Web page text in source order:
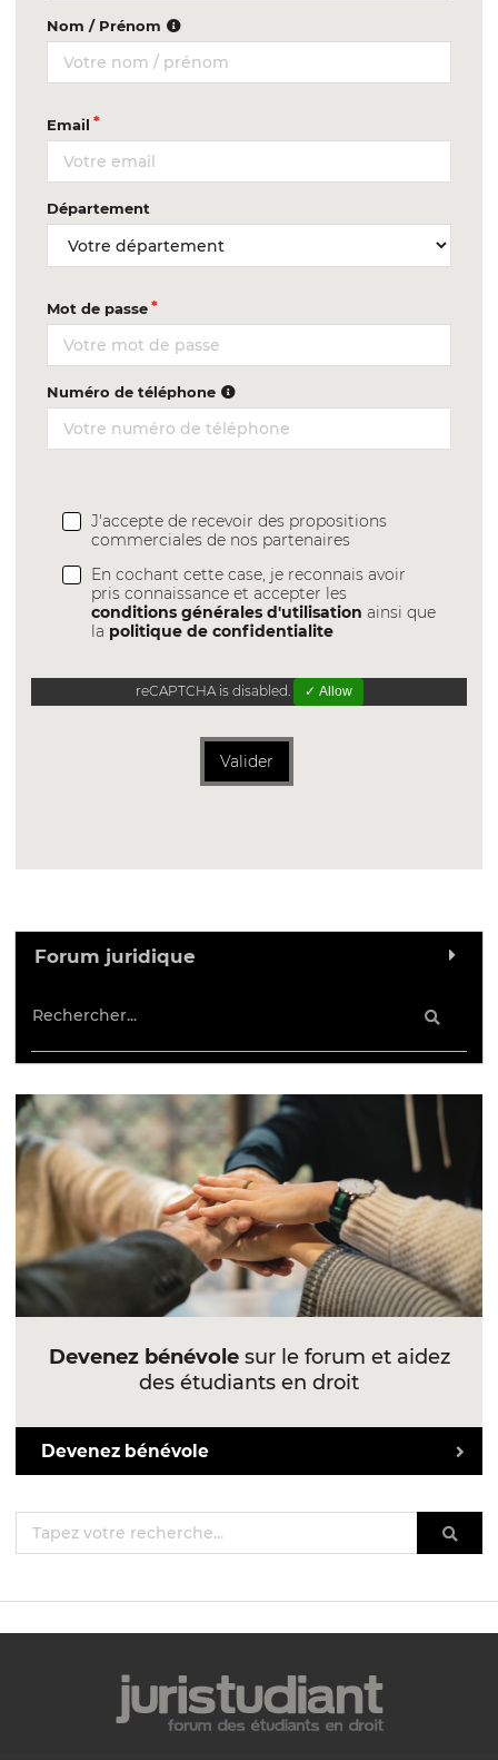
Nom / Prénom
Email
Département
Mot de passe
Numéro de téléphone
J'accepte de recevoir des propositions
commerciales de nos partenaires
En cochant cette case, je reconnais avoir
pris connaissance et accepter les
conditions générales d'utilisation ainsi que
la politique de confidentialite
reCAPTCHA is disabled. ✓ Allow
Valider
Forum juridique
Devenez bénévolesur le forum et aidez
des étudiants en droit
Devenez bénévole